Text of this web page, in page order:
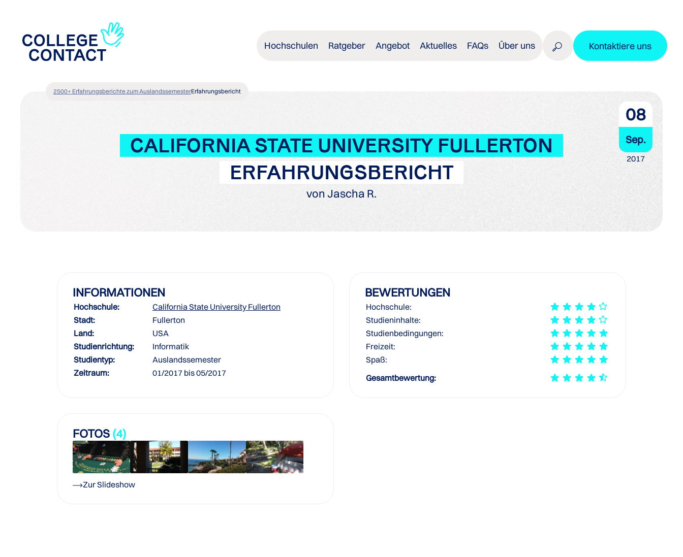
Hochschulen Ratgeber Angebot Aktuelles FAQs Über uns Kontaktiere uns
2500+ Erfahrungsberichte zum AuslandssemesterErfahrungsbericht
CALIFORNIA STATE UNIVERSITY FULLERTON
ERFAHRUNGSBERICHT
von Jascha R.
08
Sep.
2017
INFORMATIONEN
Hochschule:
California State University Fullerton
Stadt:
Fullerton
Land:
USA
Studienrichtung:
Informatik
Studientyp:
Auslandssemester
Zeitraum:
01/2017 bis 05/2017
BEWERTUNGEN
Hochschule:
Studieninhalte:
Studienbedingungen:
Freizeit:
Spaß:
Gesamtbewertung:
FOTOS (4)
Zur Slideshow